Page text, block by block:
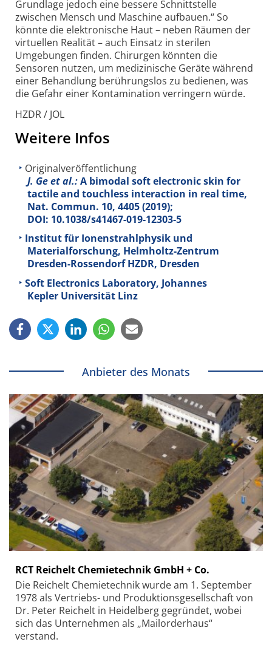
Grundlage jedoch eine bessere Schnitt­stelle
zwischen Mensch und Maschine aufbauen.“ So
könnte die elektronische Haut – neben Räumen der
virtuellen Realität – auch Einsatz in sterilen
Umgebungen finden. Chirurgen könnten die
Sensoren nutzen, um medi­zinische Geräte während
einer Behandlung berührungs­los zu bedienen, was
die Gefahr einer Konta­mination verringern würde.
HZDR / JOL
Weitere Infos
Originalveröffentlichung
J. Ge et al.:A bimodal soft electronic skin for
tactile and touchless interaction in real time,
Nat. Commun. 10, 4405 (2019);
DOI: 10.1038/s41467-019-12303-5
Institut für Ionenstrahlphysik und
Materialforschung, Helmholtz-Zentrum
Dresden-Rossendorf HZDR, Dresden
Soft Electronics Laboratory, Johannes
Kepler Universität Linz
Anbieter des Monats
RCT Reichelt Chemietechnik GmbH + Co.
Die Reichelt Chemietechnik wurde am 1. September
1978 als Vertriebs- und Produktionsgesellschaft von
Dr. Peter Reichelt in Heidelberg gegründet, wobei
sich das Unternehmen als „Mailorderhaus“
verstand.